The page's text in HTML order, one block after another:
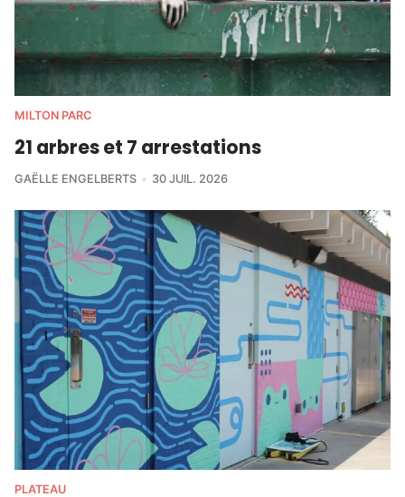
MILTON PARC
21 arbres et 7 arrestations
GAËLLE ENGELBERTS 30 JUIL. 2026
PLATEAU